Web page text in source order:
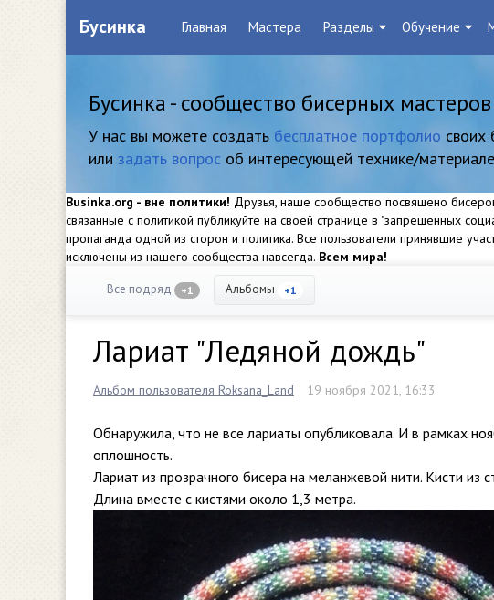
Бусинка Главная Мастера Разделы Обучение
Бусинка - сообщество бисерных мастеров
У нас вы можете создать бесплатное портфолио своих
или задать вопрос об интересующей технике/материале
Businka.org - вне политики! Друзья, наше сообщество посвящено
связанные с политикой публикуйте на своей странице в "запрещенных
пропаганда одной из сторон и политика. Все пользователи принявшие
исключены из нашего сообщества навсегда. Всем мира!
Все подряд +1 Альбомы +1
Лариат "Ледяной дождь"
Альбом пользователя Roksana_Land 19 ноября 2021, 16:33
Обнаружила, что не все лариаты опубликовала. И в рамках
оплошность.
Лариат из прозрачного бисера на меланжевой нити. Кисти из
Длина вместе с кистями около 1,3 метра.